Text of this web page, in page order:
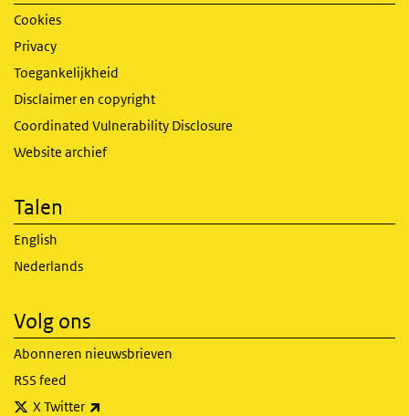
Cookies
Privacy
Toegankelijkheid
Disclaimer en copyright
Coordinated Vulnerability Disclosure
Website archief
Talen
English
Nederlands
Volg ons
Abonneren nieuwsbrieven
RSS feed
X Twitter